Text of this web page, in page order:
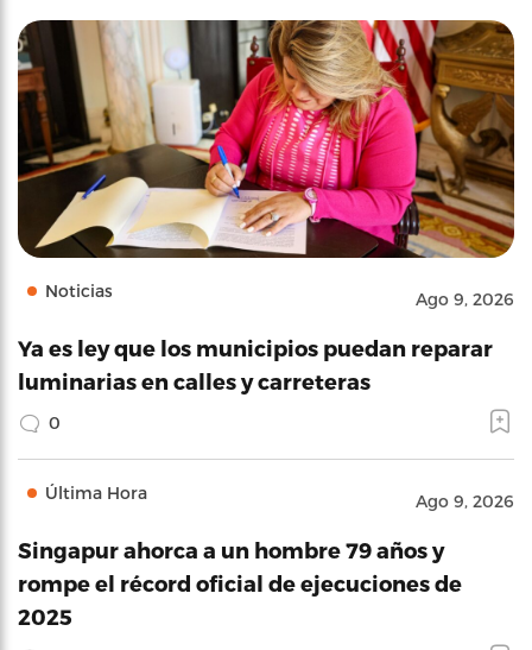
Noticias Ago 9, 2026
Ya es ley que los municipios puedan reparar
luminarias en calles y carreteras
0
Última Hora Ago 9, 2026
Singapur ahorca a un hombre 79 años y
rompe el récord oficial de ejecuciones de
2025